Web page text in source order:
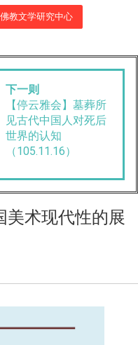
佛教文学研究中心
下一则
【停云雅会】墓葬所
见古代中国人对死后
世界的认知
（105.11.16）
美术现代性的展